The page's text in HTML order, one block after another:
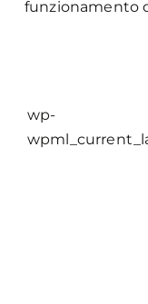
funzionamento
wp-